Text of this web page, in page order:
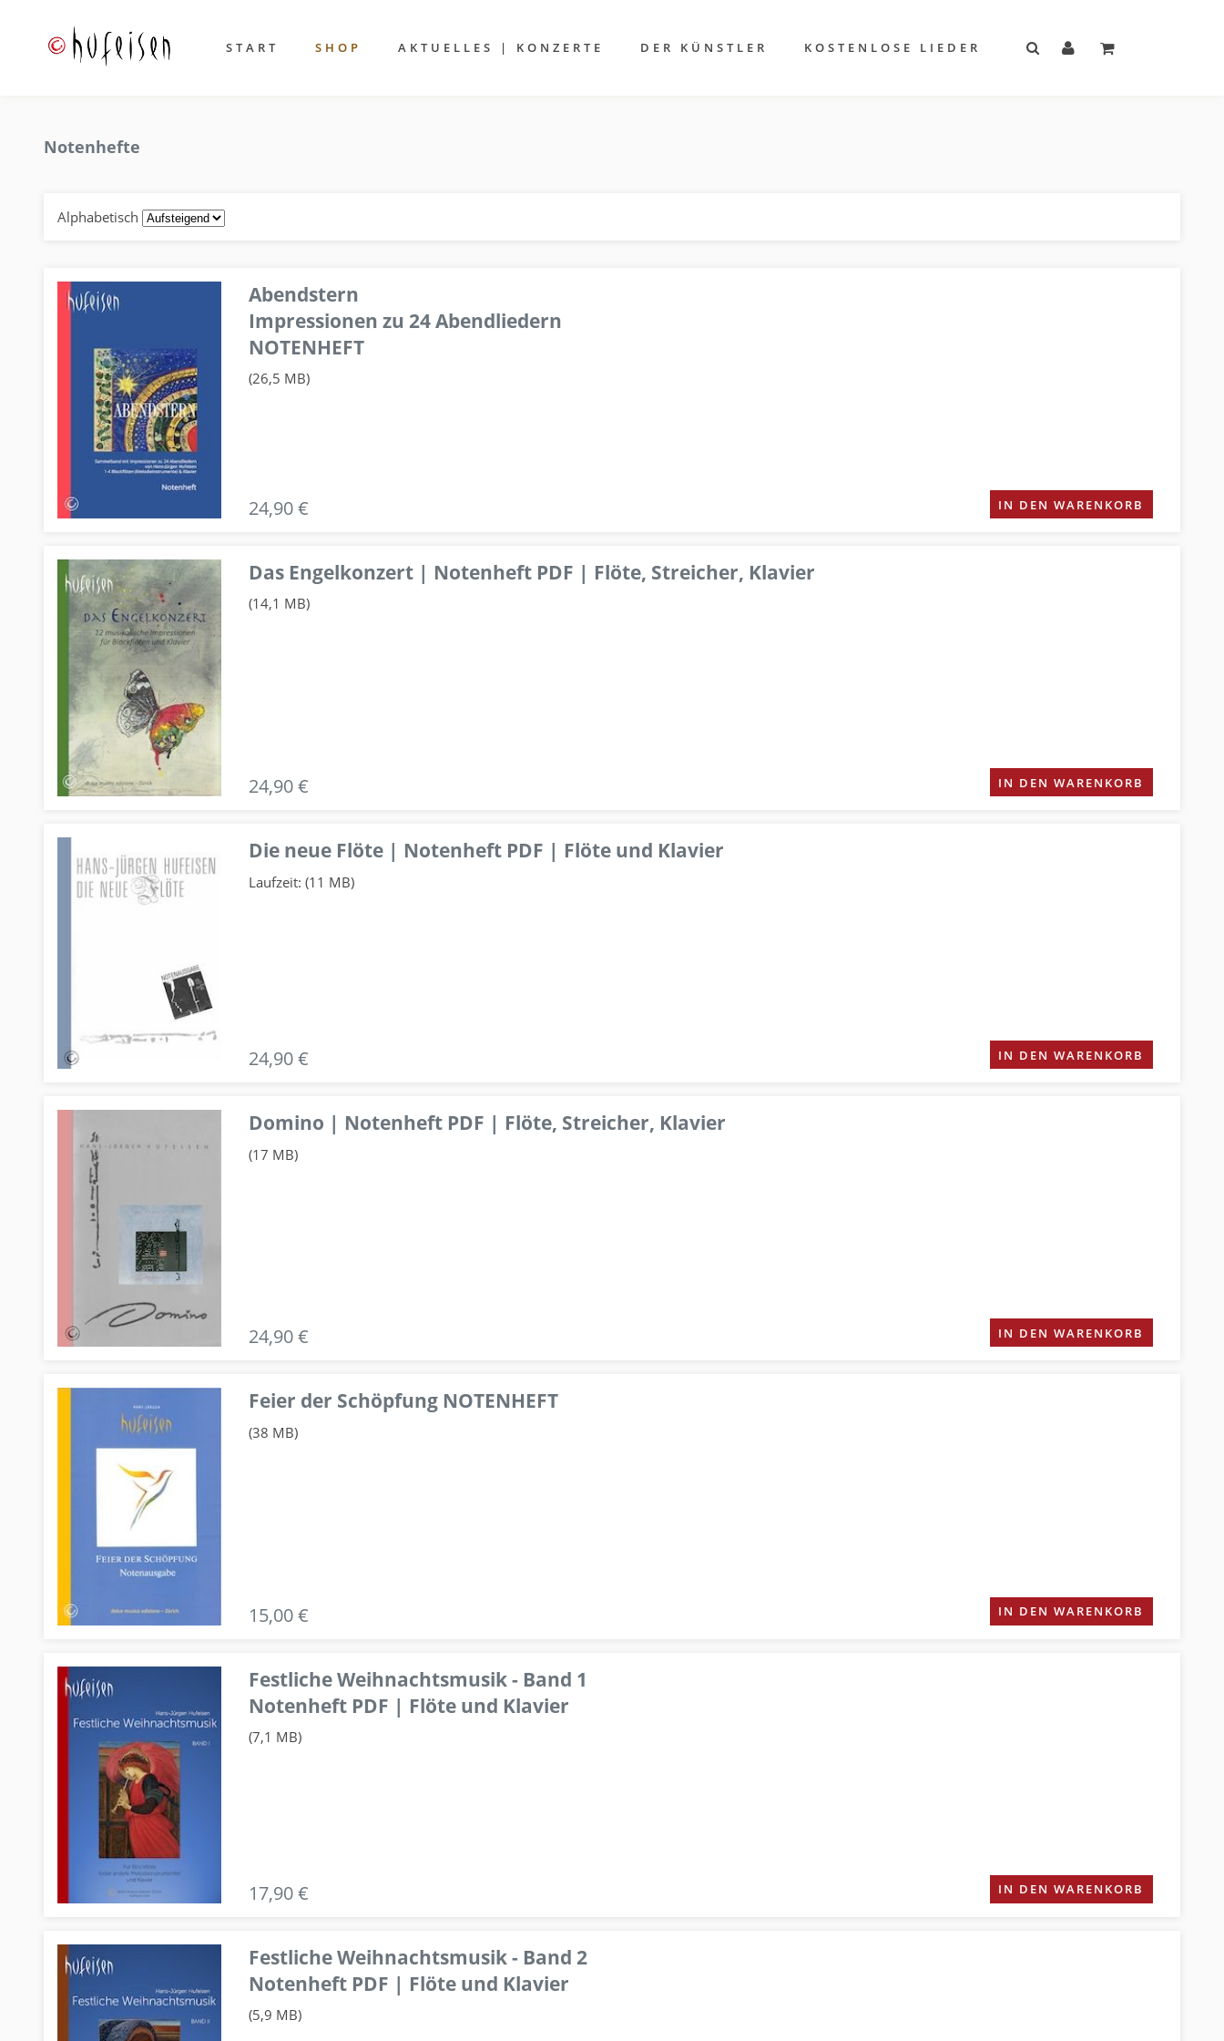
START SHOP AKTUELLES | KONZERTE DER KÜNSTLER KOSTENLOSE LIEDER
Notenhefte
Alphabetisch
Abendstern
Impressionen zu 24 Abendliedern
NOTENHEFT
(26,5 MB)
24,90 € IN DEN WARENKORB
Das Engelkonzert | Notenheft PDF | Flöte, Streicher, Klavier
(14,1 MB)
24,90 € IN DEN WARENKORB
Die neue Flöte | Notenheft PDF | Flöte und Klavier
Laufzeit: (11 MB)
24,90 € IN DEN WARENKORB
Domino | Notenheft PDF | Flöte, Streicher, Klavier
(17 MB)
24,90 € IN DEN WARENKORB
Feier der Schöpfung NOTENHEFT
(38 MB)
15,00 € IN DEN WARENKORB
Festliche Weihnachtsmusik - Band 1
Notenheft PDF | Flöte und Klavier
(7,1 MB)
17,90 € IN DEN WARENKORB
Festliche Weihnachtsmusik - Band 2
Notenheft PDF | Flöte und Klavier
(5,9 MB)